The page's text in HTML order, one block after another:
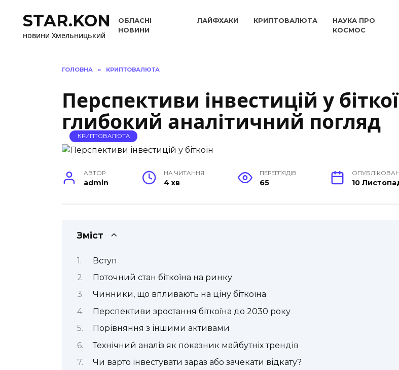
вмістуSTAR.KON
новини Хмельницький
ОБЛАСНІ
НОВИНИ
ЛАЙФХАКИ КРИПТОВАЛЮТА
НАУКА ПРО
КОСМОС
ГОЛОВНА » КРИПТОВАЛЮТА
Перспективи інвестицій у
глибокий аналітичний погляд
КРИПТОВАЛЮТА
АВТОР
admin
НА ЧИТАННЯ
4 хв
ПЕРЕГЛЯДІВ
65 10
Зміст
Вступ
Поточний стан біткоїна на ринку
Чинники, що впливають на ціну біткоїна
Перспективи зростання біткоїна до 2030 року
Порівняння з іншими активами
Технічний аналіз як показник майбутніх трендів
Чи варто інвестувати зараз або зачекати відкату?